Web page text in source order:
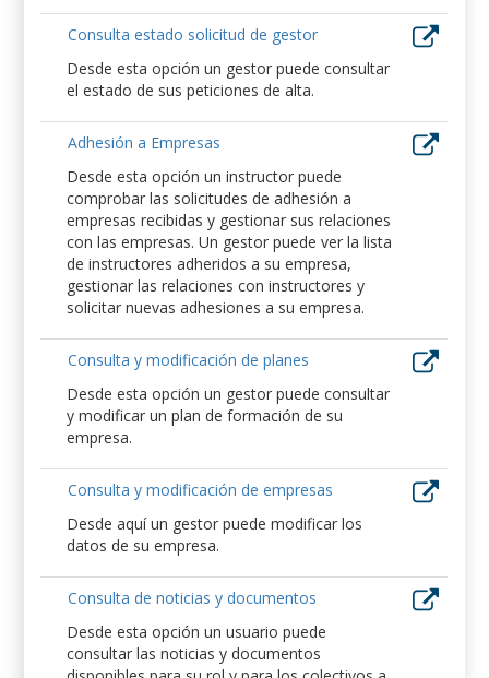
Consulta estado solicitud de gestor
Desde esta opción un gestor puede consultar
el estado de sus peticiones de alta.
Adhesión a Empresas
Desde esta opción un instructor puede
comprobar las solicitudes de adhesión a
empresas recibidas y gestionar sus relaciones
con las empresas. Un gestor puede ver la lista
de instructores adheridos a su empresa,
gestionar las relaciones con instructores y
solicitar nuevas adhesiones a su empresa.
Consulta y modificación de planes
Desde esta opción un gestor puede consultar
y modificar un plan de formación de su
empresa.
Consulta y modificación de empresas
Desde aquí un gestor puede modificar los
datos de su empresa.
Consulta de noticias y documentos
Desde esta opción un usuario puede
consultar las noticias y documentos